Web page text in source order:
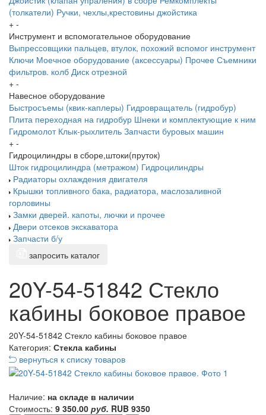
(толкатели) Ручки, чехлы,крестовины джойстика
+ -
Инструмент и вспомогательное оборудование
Выпрессовщики пальцев, втулок, похожий вспомог инструмент
Ключи Моечное оборудование (аксессуары) Прочее Съемники
фильтров. колб Диск отрезной
+ -
Навесное оборудование
Быстросъемы (квик-каплеры) Гидровращатель (гидробур)
Плита переходная на гидробур Шнеки и комплектующие к ним
Гидромолот Клык-рыхлитель Запчасти буровых машин
+ -
Гидроцилиндры в сборе,штоки(пруток)
Шток гидроцилиндра (метражом) Гидроцилиндры
Радиаторы охлаждения двигателя
Крышки топливного бака, радиатора, маслозаливной
горловины
Замки дверей. капоты, лючки и прочее
Двери отсеков экскаватора
Запчасти б/у
запросить каталог
20Y-54-51842 Стекло
кабины боковое правое
20Y-54-51842 Стекло кабины боковое правое
Категория: Стекла кабины
вернуться к списку товаров
Наличие: на складе в наличии
Стоимость: 9 350.00 руб. RUB 9350